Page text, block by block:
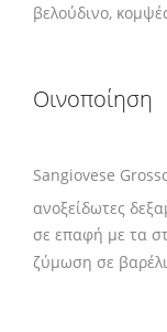
βελούδινο,
Οινοποίηση
Sangiovese
ανοξείδωτες
σε επαφή με τα
ζύμωση σε